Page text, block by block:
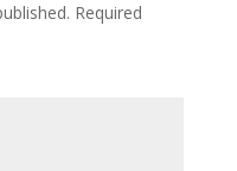
Required